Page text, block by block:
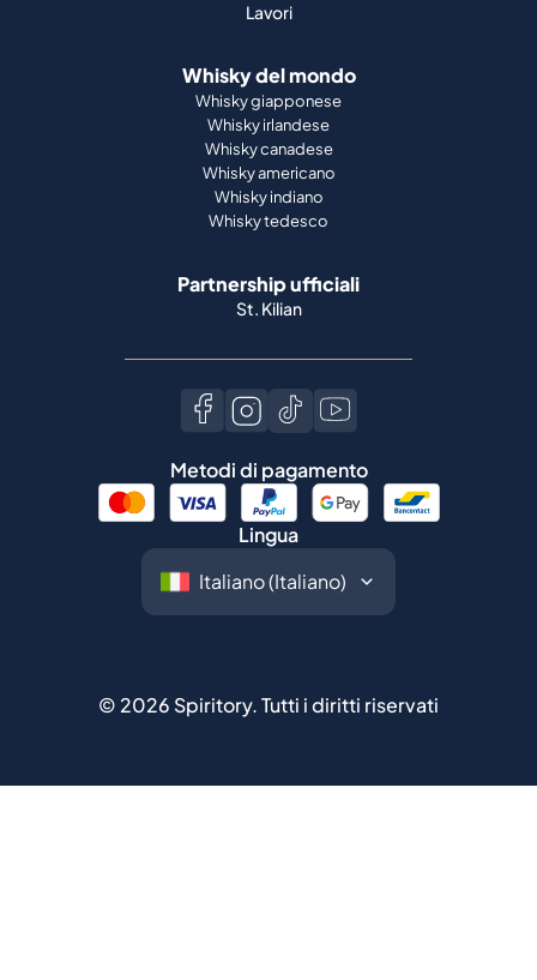
Lavori
Whisky del mondo
Whisky giapponese
Whisky irlandese
Whisky canadese
Whisky americano
Whisky indiano
Whisky tedesco
Partnership ufficiali
St. Kilian
Metodi di pagamento
Lingua
© 2026 Spiritory.Tutti i diritti riservati